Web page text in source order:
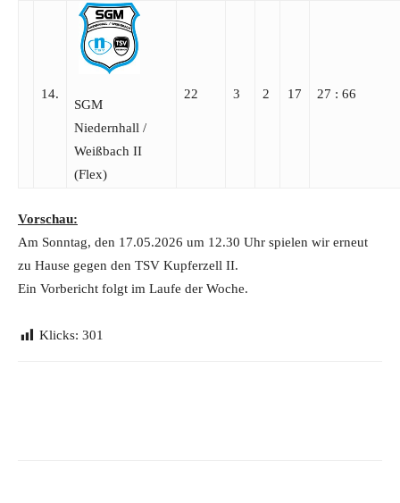
14.
SGM
Niedernhall /​
Weißbach II
(Flex)
22 3 2 17 27 : 66
Vorschau:
Am Sonntag, den 17.05.2026 um 12.30 Uhr spielen wir erneut
zu Hause gegen den TSV Kupferzell II.
Ein Vorbericht folgt im Laufe der Woche.
Klicks: 301